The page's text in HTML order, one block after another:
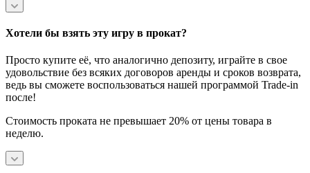
Хотели бы взять эту игру в прокат?
Просто купите её, что аналогично депозиту, играйте в свое
удовольствие без всяких договоров аренды и сроков возврата,
ведь вы сможете воспользоваться нашей программой Trade-in
после!
Стоимость проката не превышает 20% от цены товара в
неделю.